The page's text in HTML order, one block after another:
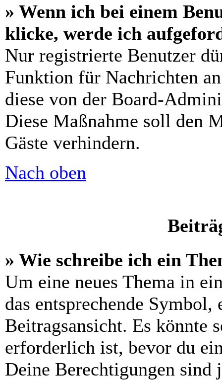
» Wenn ich bei einem
klicke, werde ich
Nur registrierte Benutzer
Funktion für Nachrichten
diese von der Board-
Diese Maßnahme soll den
Gäste verhindern.
Nach oben
» Wie schreibe ich ein
Um eine neues Thema in
das entsprechende
Beitragsansicht. Es könnte
erforderlich ist, bevor du
Deine Berechtigungen sind